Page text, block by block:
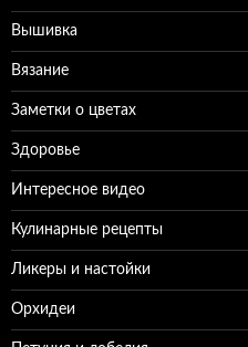
Вышивка
Вязание
Заметки о цветах
Здоровье
Интересное видео
Кулинарные рецепты
Ликеры и настойки
Орхидеи